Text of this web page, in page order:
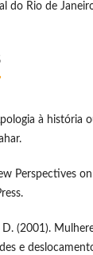
do Rio de
à história
Perspectives
D. (2001).
e